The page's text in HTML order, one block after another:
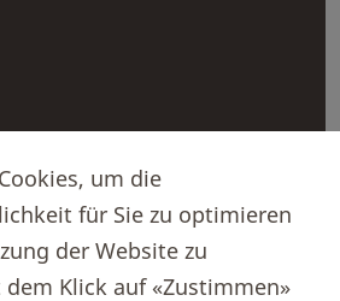
um die
für Sie zu optimieren
der Website zu
Klick auf «Zustimmen»